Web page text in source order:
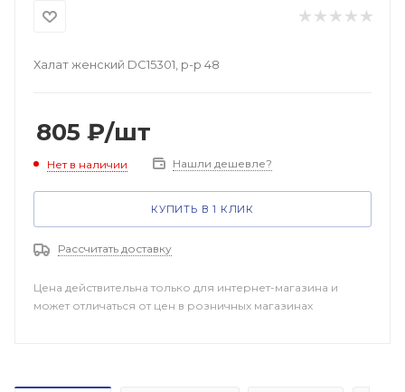
Халат женский DC15301, р-р 48
805 ₽/шт
Нет в наличии Нашли дешевле?
КУПИТЬ В 1 КЛИК
Рассчитать доставку
Цена действительна только для интернет-магазина и
может отличаться от цен в розничных магазинах